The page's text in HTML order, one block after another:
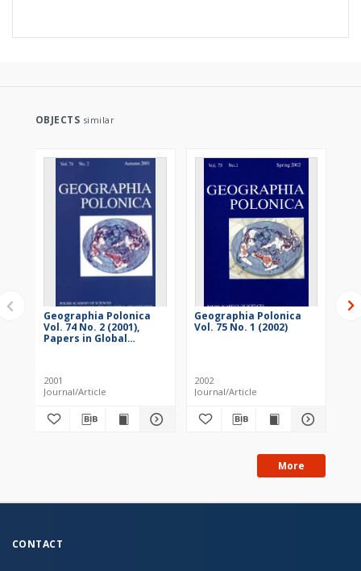
OBJECTS similar
Geographia Polonica
Vol. 74 No. 2 (2001),
Papers in Global
2001
Journal/Article
Geographia Polonica
Vol. 75 No. 1 (2002)
2002
Journal/Article
More
CONTACT